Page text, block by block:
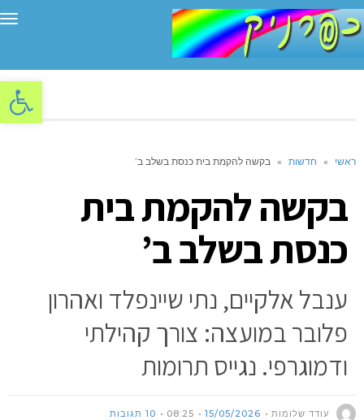
ראשי » חדשות » בקשה להקמת בית כנסת בשלב ב’
בקשה להקמת בית
כנסת בשלב ב’
ענבל אלקיים, נתי שיינפלד ואהרון
פלובר במועצה: צורך קהילתי
ודמוגרפי. נגייס תרומות
עודד שלומות 15/05/2026
08:25 10 תגובות
פתח